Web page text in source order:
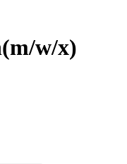
(m/w/x)